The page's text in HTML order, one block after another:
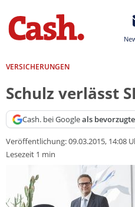
VERSICHERUNGEN
Schulz verlässt
Cash. bei Googleals
Veröffentlichung:09.03.2015, 14:08
Lesezeit 1 min